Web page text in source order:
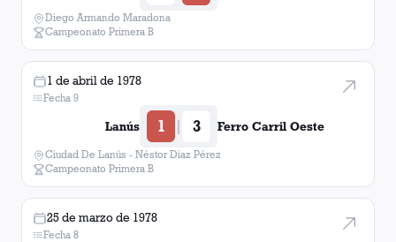
Diego Armando Maradona
Campeonato Primera B
1 de abril de 1978
Fecha 9
Lanús 1 | 3 Ferro Carril Oeste
Ciudad De Lanús - Néstor Diaz Pérez
Campeonato Primera B
25 de marzo de 1978
Fecha 8